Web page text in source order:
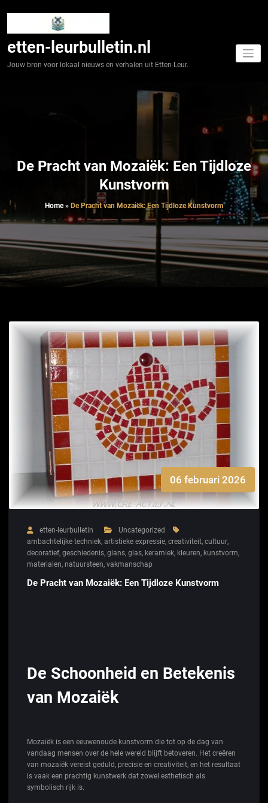
etten-leurbulletin.nl
Jouw bron voor lokaal nieuws en verhalen uit Etten-Leur.
De Pracht van Mozaiëk: Een Tijdloze
Kunstvorm
Home» De Pracht van Mozaiëk: Een Tijdloze Kunstvorm
06 februari 2026
etten-leurbulletin
Uncategorized
ambachtelijke techniek, artistieke expressie, creativiteit, cultuur,
decoratief, geschiedenis, glans, glas, keramiek, kleuren, kunstvorm,
materialen, natuursteen, vakmanschap
De Pracht van Mozaiëk: Een Tijdloze Kunstvorm
De Schoonheid en Betekenis
van Mozaiëk
Mozaiëk is een eeuwenoude kunstvorm die tot op de dag van
vandaag mensen over de hele wereld blijft betoveren. Het creëren
van mozaiëk vereist geduld, precisie en creativiteit, en het resultaat
is vaak een prachtig kunstwerk dat zowel esthetisch als
symbolisch rijk is.